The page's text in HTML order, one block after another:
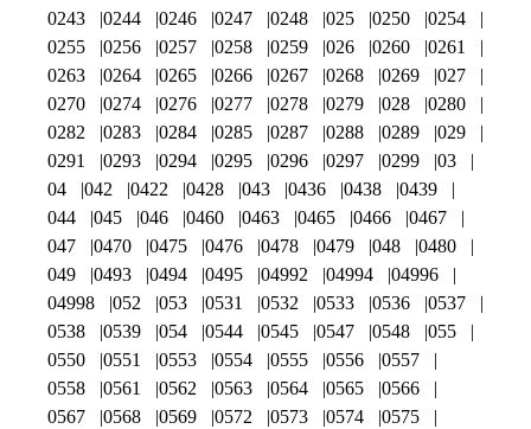
0243
0244 0246 0247 0248 025 0250
0254
0255
0256 0257 0258 0259 026 0260
0261
0263
0264 0265 0266 0267 0268 0269
027
0270
0274 0276 0277 0278 0279 028
0280
0282
0283 0284 0285 0287 0288 0289
029
0291
0293 0294 0295 0296 0297 0299
03
04
042 0422 0428 043 0436 0438
0439
044
045 046 0460 0463 0465 0466
0467
047
0470 0475 0476 0478 0479 048
0480
049
0493 0494 0495 04992 04994
04996
04998
052 053 0531 0532 0533 0536
0537
0538
0539 054 0544 0545 0547 0548
055
0550
0551 0553 0554 0555 0556
0557
0558
0561 0562 0563 0564 0565
0566
0567
0568 0569 0572 0573 0574
0575